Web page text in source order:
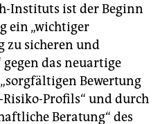
Instituts ist der Beginn
ein „wichtiger
zu sicheren und
das neuartige
Bewertung
Profils“ und durch
Beratung“ des